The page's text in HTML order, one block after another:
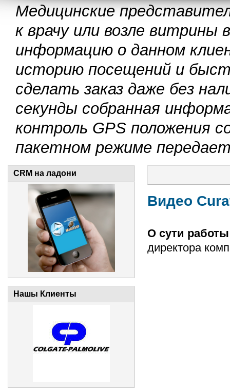
Медицинские
к врачу или возле
информацию о данном
историю посещений и
сделать заказ даже без
секунды собранная
контроль GPS положения
пакетном режиме
CRM на ладони
Нашы Клиенты
Видео
О сути
директора